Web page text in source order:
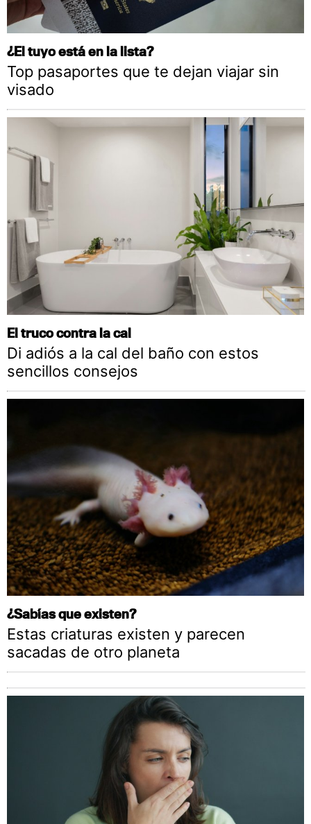
¿El tuyo está en la lista?
Top pasaportes que te dejan viajar sin
visado
El truco contra la cal
Di adiós a la cal del baño con estos
sencillos consejos
¿Sabías que existen?
Estas criaturas existen y parecen
sacadas de otro planeta